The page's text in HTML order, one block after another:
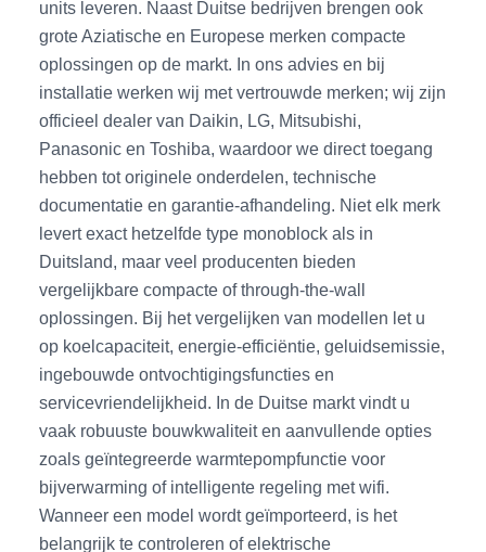
units leveren. Naast Duitse bedrijven brengen ook
grote Aziatische en Europese merken compacte
oplossingen op de markt. In ons advies en bij
installatie werken wij met vertrouwde merken; wij zijn
officieel dealer van Daikin, LG, Mitsubishi,
Panasonic en Toshiba, waardoor we direct toegang
hebben tot originele onderdelen, technische
documentatie en garantie-afhandeling. Niet elk merk
levert exact hetzelfde type monoblock als in
Duitsland, maar veel producenten bieden
vergelijkbare compacte of through-the-wall
oplossingen. Bij het vergelijken van modellen let u
op koelcapaciteit, energie-efficiëntie, geluidsemissie,
ingebouwde ontvochtigingsfuncties en
servicevriendelijkheid. In de Duitse markt vindt u
vaak robuuste bouwkwaliteit en aanvullende opties
zoals geïntegreerde warmtepompfunctie voor
bijverwarming of intelligente regeling met wifi.
Wanneer een model wordt geïmporteerd, is het
belangrijk te controleren of elektrische